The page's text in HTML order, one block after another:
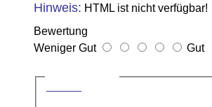
Hinweis: HTML ist nicht verfügbar!
Bewertung
Weniger Gut
Gut